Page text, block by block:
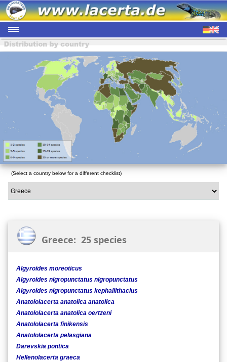
(Select a country below for a different checklist)
Greece: 25 species
Algyroides moreoticus
Algyroides nigropunctatus nigropunctatus
Algyroides nigropunctatus kephallithacius
Anatololacerta anatolica anatolica
Anatololacerta anatolica oertzeni
Anatololacerta finikensis
Anatololacerta pelasgiana
Darevskia pontica
Hellenolacerta graeca